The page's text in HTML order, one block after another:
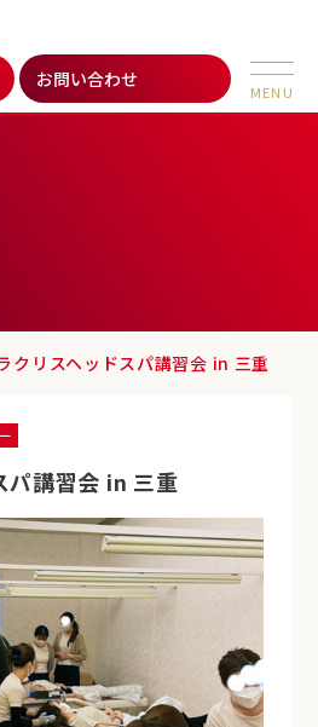
お問い合わせ
クリスヘッドスパ講習会 in 三重
パ講習会 in 三重